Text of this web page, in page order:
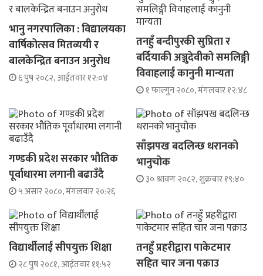
भानु नगरपालिका : विद्यालयका
वार्षिकोत्सव मितव्ययी र
बालकेन्द्रित बनाउन अनुरोध
६ पुष २०८२, आईतवार १२:०४
तनहुँ बन्दीपुरकी सुप्रिता र
बर्दियाकी अञ्जुदेवीको समलिङ्गी
विवाहलाई कानुनी मान्यता
१ फाल्गुन २०८०, मंगलवार १२:४८
गण्डकी प्रदेश सरकार भौतिक
पूर्वाधारमा लगानी बढाउँदै
५ असार २०८०, मंगलवार २०:२६
साँझपख बदलिन्छ धरानको
भानुचोक
३० श्रावण २०८२, शुक्रबार १९:४०
विद्यार्थीलाई सीपयुक्त शिक्षा
२८ पुष २०८१, आईतवार ११:५२
तनहुँ प्रहरीद्वारा पाकेटमार
सहित चार जना पक्राउ